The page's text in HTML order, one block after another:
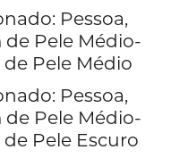
Pessoa,
de Pele Médio-
de Pele Médio
Pessoa,
de Pele Médio-
Pele Escuro